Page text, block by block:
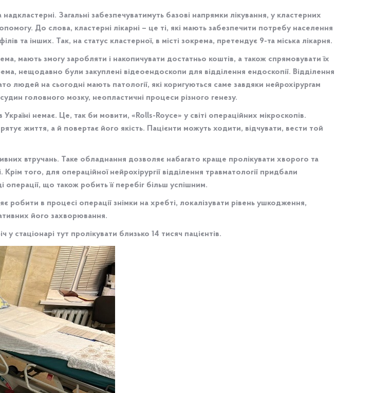
Загальні забезпечуватимуть базові напрямки лікування, у кластерних
До слова, кластерні лікарні – це ті, які мають забезпечити потребу населення
та інших. Так, на статус кластерної, в місті зокрема, претендує 9-та міська лікарня.
мають змогу заробляти і накопичувати достатньо коштів, а також спрямовувати їх
нещодавно були закуплені відеоендоскопи для відділення ендоскопії. Відділення
людей на сьогодні мають патології, які коригуються саме завдяки нейрохірургам
головного мозку, неопластичні процеси різного генезу.
немає. Це, так би мовити, «Rolls-Royce» у світі операційних мікроскопів.
життя, а й повертає його якість. Пацієнти можуть ходити, відчувати, вести той
втручань. Таке обладнання дозволяє набагато краще пролікувати хворого та
того, для операційної нейрохірургії відділення травматології придбали
що також робить її перебіг більш успішним.
в процесі операції знімки на хребті, локалізувати рівень ушкодження,
його захворювання.
стаціонарі тут пролікувати близько 14 тисяч пацієнтів.